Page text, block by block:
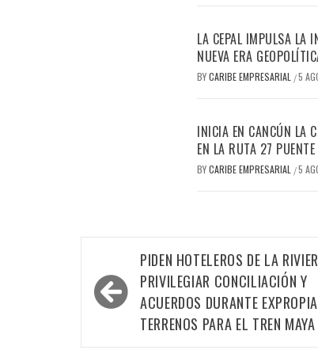
LA CEPAL IMPULSA LA
NUEVA ERA
BYCARIBE EMPRESARIAL /5
INICIA EN CANCÚN LA
EN LA RUTA 27
BYCARIBE EMPRESARIAL /5
Navegación
de
entradas
PIDEN HOTELEROS DE LA
PRIVILEGIAR CONCILIACIÓN Y
ACUERDOS DURANTE
TERRENOS PARA EL TREN MAYA